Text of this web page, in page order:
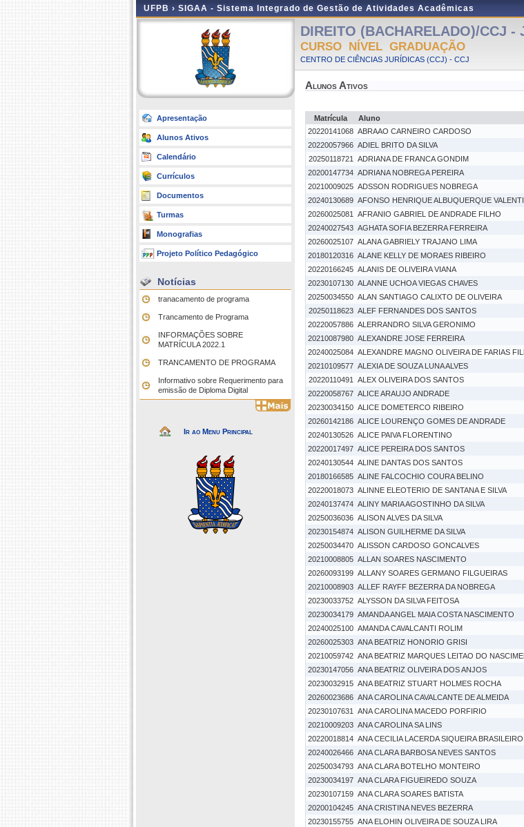
UFPB › SIGAA - Sistema Integrado de Gestão de Atividades Acadêmicas
Apresentação
Alunos Ativos
Calendário
Currículos
Documentos
Turmas
Monografias
Projeto Político Pedagógico
Notícias
tranacamento de programa
Trancamento de Programa
INFORMAÇÕES SOBRE
MATRÍCULA 2022.1
TRANCAMENTO DE PROGRAMA
Informativo sobre Requerimento para
emissão de Diploma Digital
Ir ao Menu Principal
DIREITO (BACHARELADO)/CCJ
CURSO NÍVEL GRADUAÇÃO
CENTRO DE CIÊNCIAS JURÍDICAS (CCJ) - CCJ
Alunos Ativos
Matrícula
Aluno
20220141068 ABRAAO CARNEIRO CARDOSO
20220057966 ADIEL BRITO DA SILVA
20250118721
ADRIANA DE FRANCA GONDIM
20200147734 ADRIANA NOBREGA PEREIRA
20210009025 ADSSON RODRIGUES NOBREGA
20240130689 AFONSO HENRIQUE ALBUQUERQUE
20260025081
AFRANIO GABRIEL DE ANDRADE FILHO
20240027543 AGHATA SOFIA BEZERRA FERREIRA
20260025107 ALANA GABRIELY TRAJANO LIMA
20180120316 ALANE KELLY DE MORAES RIBEIRO
20220166245 ALANIS DE OLIVEIRA VIANA
20230107130 ALANNE UCHOA VIEGAS CHAVES
20250034550 ALAN SANTIAGO CALIXTO DE OLIVEIRA
20250118623 ALEF FERNANDES DOS SANTOS
20220057886 ALERRANDRO SILVA GERONIMO
20210087980 ALEXANDRE JOSE FERREIRA
20240025084 ALEXANDRE MAGNO OLIVEIRA DE FARIAS
20210109577 ALEXIA DE SOUZA LUNA ALVES
20220110491
ALEX OLIVEIRA DOS SANTOS
20220058767 ALICE ARAUJO ANDRADE
20230034150 ALICE DOMETERCO RIBEIRO
20260142186 ALICE LOURENÇO GOMES DE ANDRADE
20240130526 ALICE PAIVA FLORENTINO
20220017497 ALICE PEREIRA DOS SANTOS
20240130544 ALINE DANTAS DOS SANTOS
20180166585 ALINE FALCOCHIO COURA BELINO
20220018073 ALINNE ELEOTERIO DE SANTANA E SILVA
20240137474 ALINY MARIA AGOSTINHO DA SILVA
20250036036 ALISON ALVES DA SILVA
20230154874 ALISON GUILHERME DA SILVA
20250034470 ALISSON CARDOSO GONCALVES
20210008805 ALLAN SOARES NASCIMENTO
20260093199 ALLANY SOARES GERMANO FILGUEIRAS
20210008903 ALLEF RAYFF BEZERRA DA NOBREGA
20230033752 ALYSSON DA SILVA FEITOSA
20230034179 AMANDA ANGEL MAIA COSTA NASCIMENTO
20240025100 AMANDA CAVALCANTI ROLIM
20260025303 ANA BEATRIZ HONORIO GRISI
20210059742 ANA BEATRIZ MARQUES LEITAO DO
20230147056 ANA BEATRIZ OLIVEIRA DOS ANJOS
20230032915 ANA BEATRIZ STUART HOLMES ROCHA
20260023686 ANA CAROLINA CAVALCANTE DE ALMEIDA
20230107631
ANA CAROLINA MACEDO PORFIRIO
20210009203 ANA CAROLINA SA LINS
20220018814 ANA CECILIA LACERDA SIQUEIRA BRASILEIRO
20240026466 ANA CLARA BARBOSA NEVES SANTOS
20250034793 ANA CLARA BOTELHO MONTEIRO
20230034197 ANA CLARA FIGUEIREDO SOUZA
20230107159 ANA CLARA SOARES BATISTA
20200104245 ANA CRISTINA NEVES BEZERRA
20230155755 ANA ELOHIN OLIVEIRA DE SOUZA LIRA